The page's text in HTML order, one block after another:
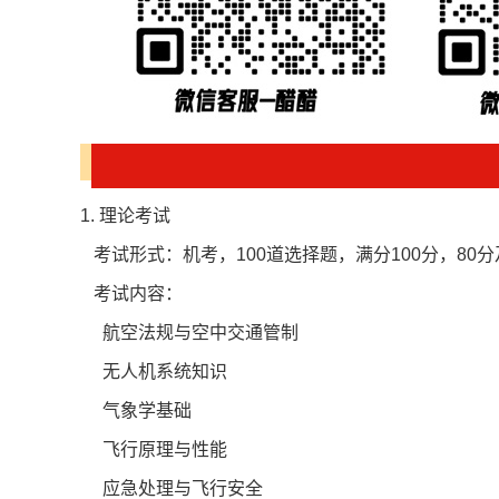
1. 理论考试
考试形式：机考，100道选择题，满分100分，80
考试内容：
航空法规与空中交通管制
无人机系统知识
气象学基础
飞行原理与性能
应急处理与飞行安全